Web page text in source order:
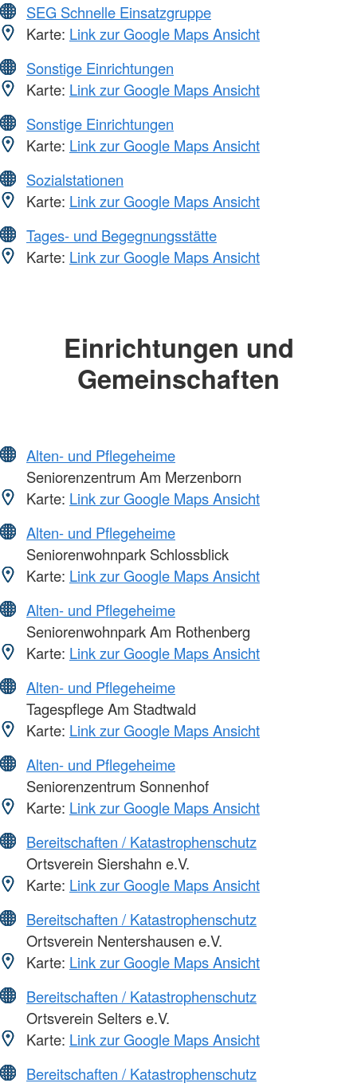
SEG Schnelle Einsatzgruppe
Karte: Link zur Google Maps Ansicht
Sonstige Einrichtungen
Karte: Link zur Google Maps Ansicht
Sonstige Einrichtungen
Karte: Link zur Google Maps Ansicht
Sozialstationen
Karte: Link zur Google Maps Ansicht
Tages- und Begegnungsstätte
Karte: Link zur Google Maps Ansicht
Einrichtungen und
Gemeinschaften
Alten- und Pflegeheime
Seniorenzentrum Am Merzenborn
Karte: Link zur Google Maps Ansicht
Alten- und Pflegeheime
Seniorenwohnpark Schlossblick
Karte: Link zur Google Maps Ansicht
Alten- und Pflegeheime
Seniorenwohnpark Am Rothenberg
Karte: Link zur Google Maps Ansicht
Alten- und Pflegeheime
Tagespflege Am Stadtwald
Karte: Link zur Google Maps Ansicht
Alten- und Pflegeheime
Seniorenzentrum Sonnenhof
Karte: Link zur Google Maps Ansicht
Bereitschaften / Katastrophenschutz
Ortsverein Siershahn e.V.
Karte: Link zur Google Maps Ansicht
Bereitschaften / Katastrophenschutz
Ortsverein Nentershausen e.V.
Karte: Link zur Google Maps Ansicht
Bereitschaften / Katastrophenschutz
Ortsverein Selters e.V.
Karte: Link zur Google Maps Ansicht
Bereitschaften / Katastrophenschutz